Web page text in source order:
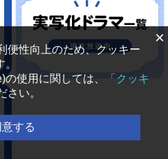
×
便性向上のため、クッキー
使用に関しては、
「クッキ
さい。
意する